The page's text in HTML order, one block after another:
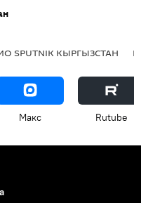
SPUTNIK КЫРГЫЗСТАН
Макс Rutube